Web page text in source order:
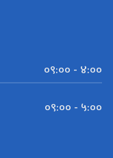
०९:०० - ४:००
०९:०० - ५:००